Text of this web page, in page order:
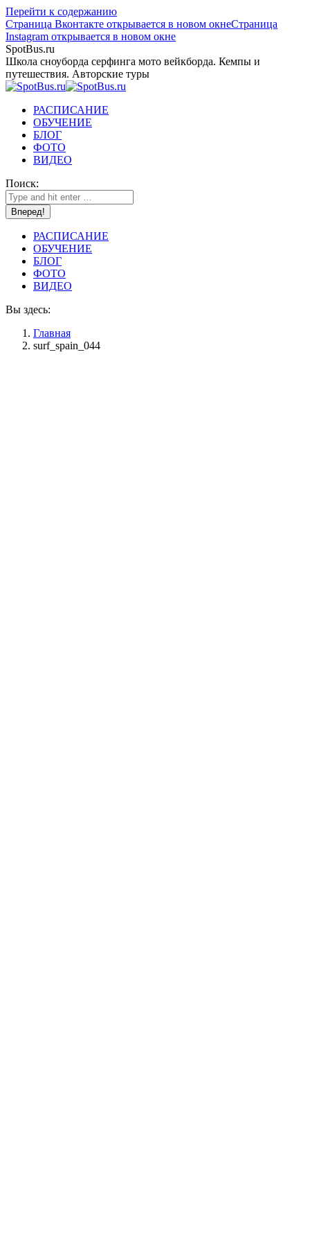
Перейти к содержанию
Страница Вконтакте открывается в новом окнеСтраница
Instagram открывается в новом окне
SpotBus.ru
Школа сноуборда серфинга мото вейкборда. Кемпы и
путешествия. Авторские туры
РАСПИСАНИЕ
ОБУЧЕНИЕ
БЛОГ
ФОТО
ВИДЕО
Поиск:
РАСПИСАНИЕ
ОБУЧЕНИЕ
БЛОГ
ФОТО
ВИДЕО
Вы здесь:
Главная
surf_spain_044